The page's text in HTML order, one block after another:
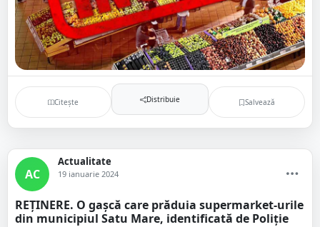
Citește Distribuie Salvează
AC
Actualitate
19 ianuarie 2024
REȚINERE. O gașcă care prăduia supermarket-urile
din municipiul Satu Mare, identificată de Poliție